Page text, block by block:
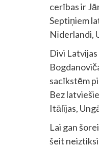
cerības ir
Septiņiem
Nīderlandi,
Divi
sacīkstēm
Bez
Itālijas,
Lai gan
šeit